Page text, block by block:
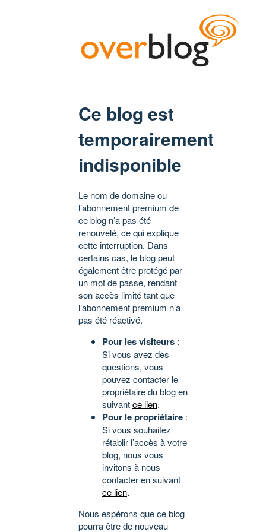
Ce blog est
temporairement
indisponible
Le nom de domaine ou
l’abonnement premium de
ce blog n’a pas été
renouvelé, ce qui explique
cette interruption. Dans
certains cas, le blog peut
également être protégé par
un mot de passe, rendant
son accès limité tant que
l’abonnement premium n’a
pas été réactivé.
Pour les visiteurs :
Si vous avez des
questions, vous
pouvez contacter le
propriétaire du blog en
suivantce lien.
Pour le propriétaire :
Si vous souhaitez
rétablir l’accès à votre
blog, nous vous
invitons à nous
contacter en suivant
ce lien.
Nous espérons que ce blog
pourra être de nouveau